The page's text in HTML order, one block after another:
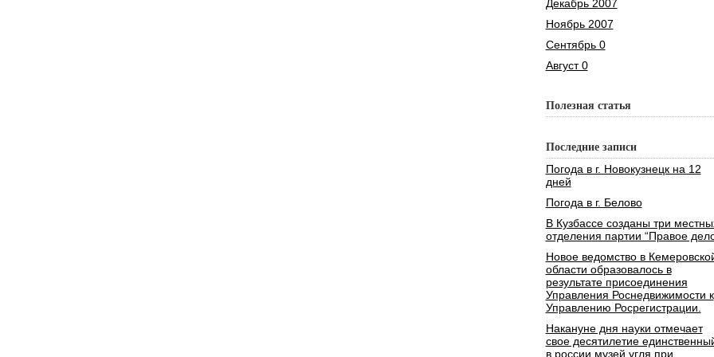
Декабрь 2007
Ноябрь 2007
Сентябрь 0
Август 0
Полезная статья
Последние записи
Погода в г. Новокузнецк на 12
дней
Погода в г. Белово
В Кузбассе созданы три
отделения партии “Правое
Новое ведомство в
области образовалось в
результате присоединения
Управления Роснедвижимости к
Управлению Росрегистрации.
Накануне дня науки отмечает
свое десятилетие
в россии музей угля при